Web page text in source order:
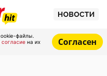
НОВОСТИ
файлы.
согласие на их
Согласен